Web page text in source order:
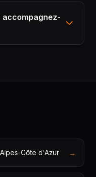
Côte d'Azur →